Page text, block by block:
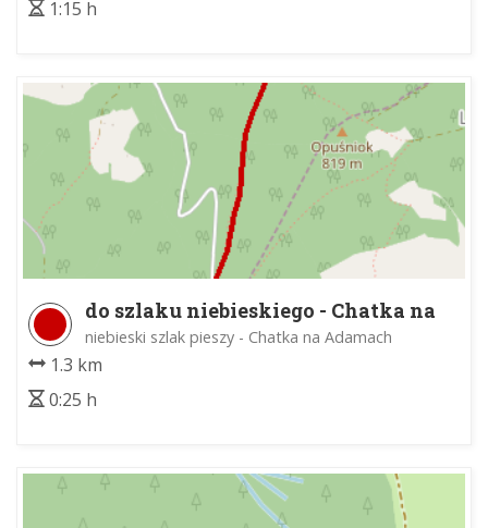
1:15 h
do szlaku niebieskiego - Chatka na
Adamach
niebieski szlak pieszy - Chatka na Adamach
1.3 km
0:25 h